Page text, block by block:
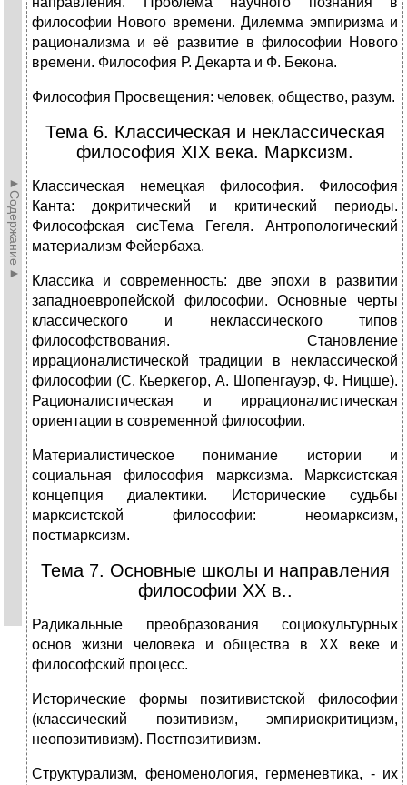
►Содержание►
философии Нового времени. Дилемма эмпиризма и
рационализма и её развитие в философии Нового
времени. Философия Р. Декарта и Ф. Бекона.
Философия Просвещения: человек, общество, разум.
Тема 6. Классическая и неклассическая
философия XIX века. Марксизм.
Классическая немецкая философия. Философия
Канта: докритический и критический периоды.
Философская сисТема Гегеля. Антропологический
материализм Фейербаха.
Классика и современность: две эпохи в развитии
западноевро­пейской философии. Основные черты
классического и неклассического типов
философствования. Становление
иррационалистической традиции в неклассической
философии (С. Кьеркегор, А. Шопенгауэр, Ф. Ницше).
Рационалистическая и иррационалистическая
ориентации в современной философии.
Материалистическое понимание истории и
социальная философия марксизма. Марксистская
концепция диалектики. Исторические судьбы
марксистской философии: неомарксизм,
постмарксизм.
Тема 7. Основные школы и направления
философии XX в..
Радикальные преобразования социокультурных
основ жизни человека и общества в XX веке и
философский процесс.
Исторические формы позитивистской философии
(классический позитивизм, эмпириокритицизм,
неопозитивизм). Постпозитивизм.
Структурализм, феноменология, герменевтика, - их